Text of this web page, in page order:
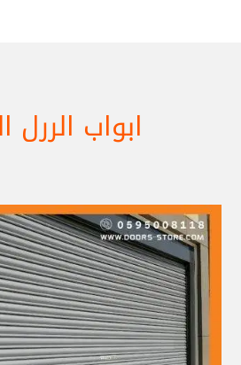
ابواب الررل